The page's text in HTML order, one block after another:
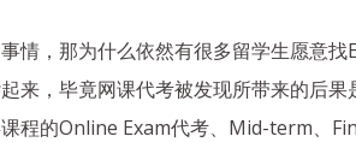
情，那为什么依然有很多留学生愿意
来，毕竟网课代考被发现所带来的后
程的Online Exam代考、Mid-term、